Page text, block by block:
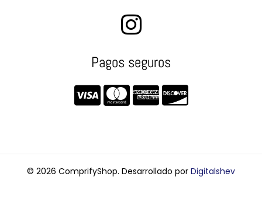
Pagos seguros
© 2026 ComprifyShop. Desarrollado por Digitalshev